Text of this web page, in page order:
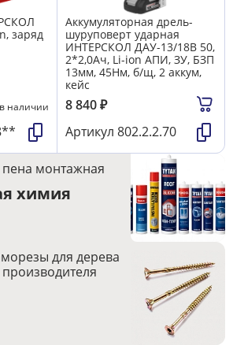
заряд
наличии
Аккумуляторная дрель-
шуруповерт ударная
ИНТЕРСКОЛ ДАУ-13/18В 50,
2*2,0Ач, Li-ion АПИ, ЗУ, БЗП
13мм, 45Нм, б/щ, 2 аккум,
кейс
8 840₽
Артикул 802.2.2.70
пена монтажная
химия
для дерева